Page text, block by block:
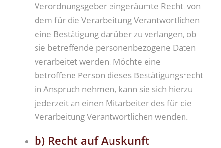
Verordnungsgeber eingeräumte Recht, von
dem für die Verarbeitung Verantwortlichen
eine Bestätigung darüber zu verlangen, ob
sie betreffende personenbezogene Daten
verarbeitet werden. Möchte eine
betroffene Person dieses Bestätigungsrecht
in Anspruch nehmen, kann sie sich hierzu
jederzeit an einen Mitarbeiter des für die
Verarbeitung Verantwortlichen wenden.
b) Recht auf Auskunft